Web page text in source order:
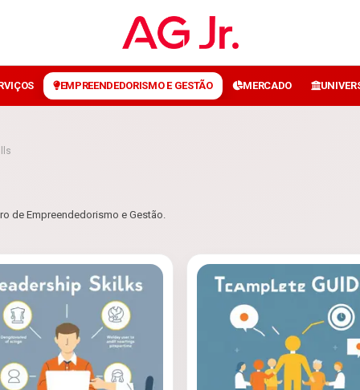
EMPREENDEDORISMO E GESTÃO MERCADO
de Empreendedorismo e Gestão.